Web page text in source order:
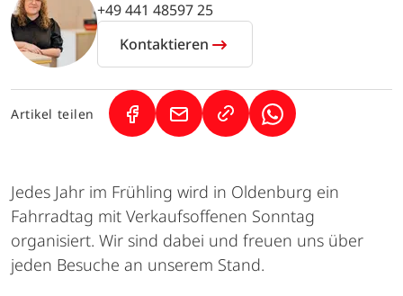
+49 441 48597 25
Kontaktieren
Artikel teilen (Link öffnet in neuem Tab)
(Link öffnet in neuem Tab)
(Link öffnet in
Jedes Jahr im Frühling wird in Oldenburg ein
Fahrradtag mit Verkaufsoffenen Sonntag
organisiert. Wir sind dabei und freuen uns über
jeden Besuche an unserem Stand.